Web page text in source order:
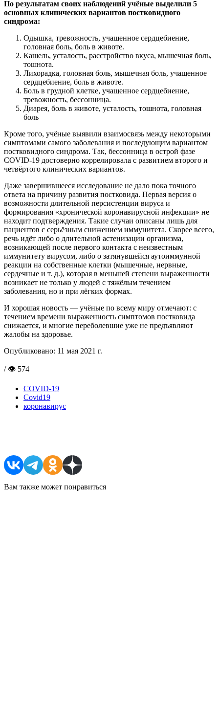
По результатам своих наблюдений учёные выделили 5
основных клинических вариантов постковидного
синдрома:
Одышка, тревожность, учащенное сердцебиение,
головная боль, боль в животе.
Кашель, усталость, расстройство вкуса, мышечная боль,
тошнота.
Лихорадка, головная боль, мышечная боль, учащенное
сердцебиение, боль в животе.
Боль в грудной клетке, учащенное сердцебиение,
тревожность, бессонница.
Диарея, боль в животе, усталость, тошнота, головная
боль
Кроме того, учёные выявили взаимосвязь между некоторыми
симптомами самого заболевания и последующим вариантом
постковидного синдрома. Так, бессонница в острой фазе
COVID-19 достоверно коррелировала с развитием второго и
четвёртого клинических вариантов.
Даже завершившееся исследование не дало пока точного
ответа на причину развития постковида. Первая версия о
возможности длительной персистенции вируса и
формирования «хронической коронавирусной инфекции» не
находит подтверждения. Такие случаи описаны лишь для
пациентов с серьёзным снижением иммунитета. Скорее всего,
речь идёт либо о длительной астенизации организма,
возникающей после первого контакта с неизвестным
иммунитету вирусом, либо о затянувшейся аутоиммунной
реакции на собственные клетки (мышечные, нервные,
сердечные и т. д.), которая в меньшей степени выраженности
возникает не только у людей с тяжёлым течением
заболевания, но и при лёгких формах.
И хорошая новость — учёные по всему миру отмечают: с
течением времени выраженность симптомов постковида
снижается, и многие переболевшие уже не предъявляют
жалобы на здоровье.
Опубликовано: 11 мая 2021 г.
/ 👁 574
COVID-19
Covid19
коронавирус
Вам также может понравиться